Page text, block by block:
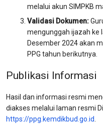
melalui akun SIMPKB
Validasi Dokumen:
mengunggah ijazah ke
Desember 2024 akan
PPG tahun berikutnya.
Publikasi Informasi
Hasil dan informasi resmi
diakses melalui laman resmi
https://ppg.kemdikbud.go.id